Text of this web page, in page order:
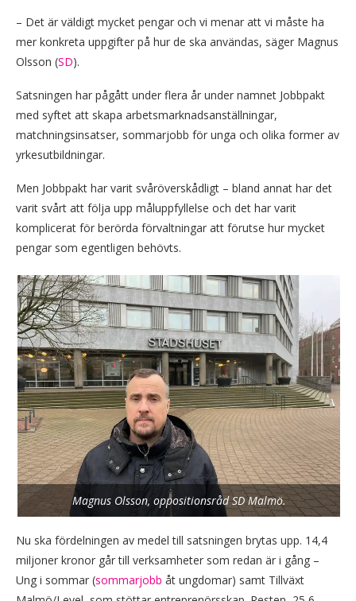
– Det är väldigt mycket pengar och vi menar att vi måste ha
mer konkreta uppgifter på hur de ska användas, säger Magnus
Olsson (SD).
Satsningen har pågått under flera år under namnet Jobbpakt
med syftet att skapa arbetsmarknadsanställningar,
matchningsinsatser, sommarjobb för unga och olika former av
yrkesutbildningar.
Men Jobbpakt har varit svåröverskådligt – bland annat har det
varit svårt att följa upp måluppfyllelse och det har varit
komplicerat för berörda förvaltningar att förutse hur mycket
pengar som egentligen behövts.
Magnus Olsson, oppositionsråd SD Malmö.
Nu ska fördelningen av medel till satsningen brytas upp. 14,4
miljoner kronor går till verksamheter som redan är i gång –
Ung i sommar (sommarjobb åt ungdomar) samt Tillväxt